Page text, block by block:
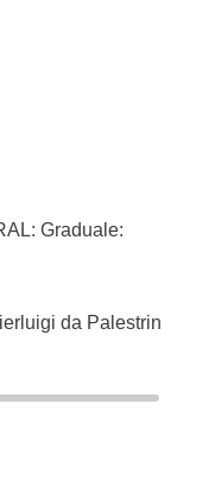
Graduale:
da Palestrina